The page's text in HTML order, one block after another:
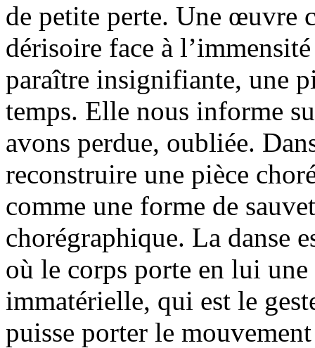
de petite perte. Une œuvre
dérisoire face à
paraître insignifiante, une
temps. Elle nous informe
avons perdue, oubliée.
reconstruire une pièce
comme une forme de
chorégraphique. La danse
où le corps porte en lui une
immatérielle, qui est le
puisse porter le